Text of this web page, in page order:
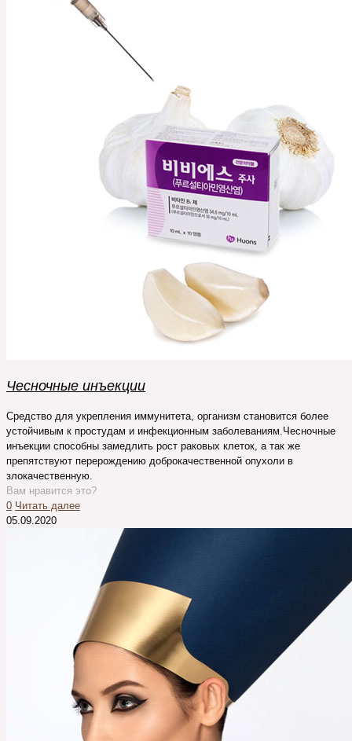
Чесночные инъекции
Средство для укрепления иммунитета, организм становится более
устойчивым к простудам и инфекционным заболеваниям.Чесночные
инъекции способны замедлить рост раковых клеток, а так же
препятствуют перерождению доброкачественной опухоли в
злокачественную.
Вам нравится это?
0 Читать далее
05.09.2020